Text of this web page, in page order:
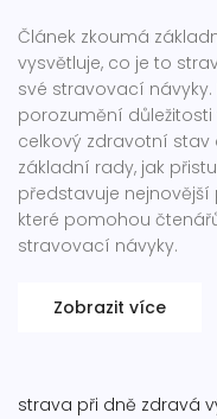
Článek zkoumá
vysvětluje, co je to
své stravovací
porozumění důležitosti
celkový zdravotní stav
základní rady, jak
představuje
které pomohou
stravovací návyky.
Zobrazit více
strava při dně zdravá